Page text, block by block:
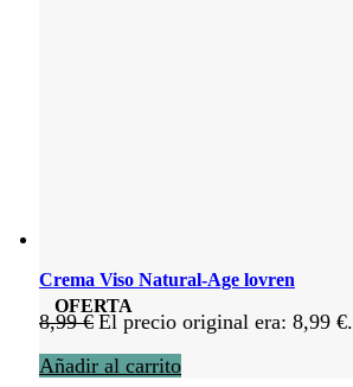
OFERTA
Crema Viso Natural-Age lovren
8,99€ El precio original era: 8,99 €.
Añadir al carrito